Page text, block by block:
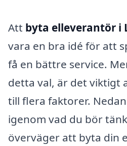
Att byta elleverantör i
vara en bra idé för att
få en bättre service.
detta val, är det viktigt
till flera faktorer.
igenom vad du bör
överväger att byta din